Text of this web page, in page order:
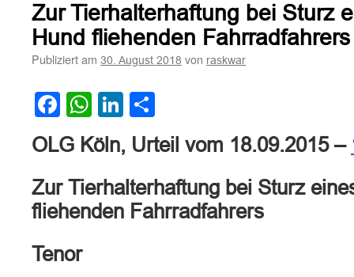
Zur Tierhalterhaftung bei Sturz
Hund fliehenden Fahrradfahrers
Publiziert am 30. August 2018 von raskwar
Facebook
WhatsApp
LinkedIn
OLG Köln, Urteil vom 18.09.2015 –
Zur Tierhalterhaftung bei Sturz
fliehenden Fahrradfahrers
Tenor